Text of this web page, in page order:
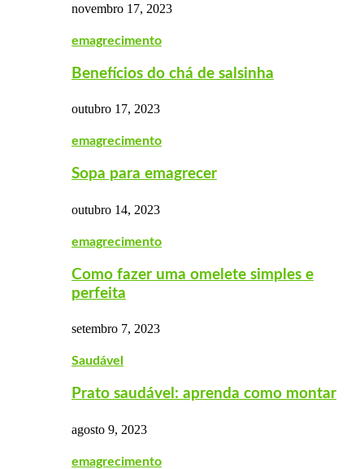
novembro 17, 2023
emagrecimento
Benefícios do chá de salsinha
outubro 17, 2023
emagrecimento
Sopa para emagrecer
outubro 14, 2023
emagrecimento
Como fazer uma omelete simples e
perfeita
setembro 7, 2023
Saudável
Prato saudável: aprenda como montar
agosto 9, 2023
emagrecimento